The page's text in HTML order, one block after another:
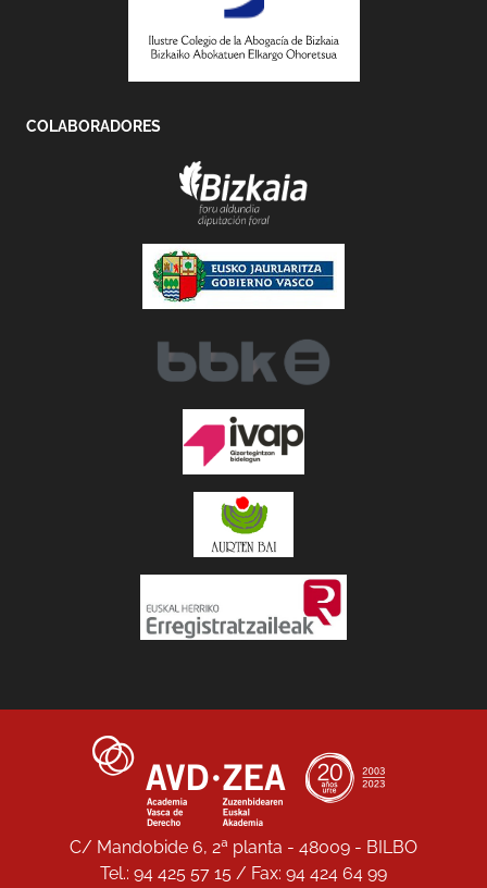
COLABORADORES
C/ Mandobide 6, 2ª planta - 48009 - BILBO
Tel.: 94 425 57 15 / Fax: 94 424 64 99